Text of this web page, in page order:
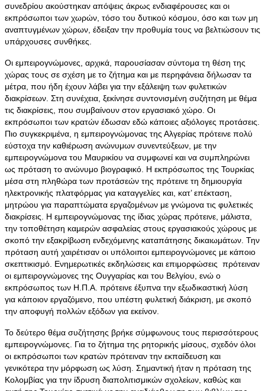
συνεδρίου ακούστηκαν απόψεις άκρως ενδιαφέρουσες και οι
εκπρόσωποι των χωρών, τόσο του δυτικού κόσμου, όσο και των μη
αναπτυγμένων χώρων, έδειξαν την προθυμία τους να βελτιώσουν τις
υπάρχουσες συνθήκες.
Οι εμπειρογνώμονες, αρχικά, παρουσίασαν σύντομα τη θέση της
χώρας τους σε σχέση με το ζήτημα και με περηφάνεια δήλωσαν τα
μέτρα, που ήδη έχουν λάβει για την εξάλειψη των φυλετικών
διακρίσεων. Στη συνέχεια, ξεκίνησε συντονισμένη συζήτηση με θέμα
τις διακρίσεις, που συμβαίνουν στον εργασιακό χώρο. Οι
εκπρόσωποι των κρατών έδωσαν εδώ κάποιες αξιόλογες προτάσεις.
Πιο συγκεκριμένα, η εμπειρογνώμονας της Αλγερίας πρότεινε πολύ
εύστοχα την καθιέρωση ανώνυμων συνεντεύξεων, με την
εμπειρογνώμονα του Μαυρικίου να συμφωνεί και να συμπληρώνει
ως πρόταση το ανώνυμο βιογραφικό. Η εκπρόσωπος της Τουρκίας
μέσα στη πληθώρα των προτάσεών της πρότεινε τη δημιουργία
ηλεκτρονικής πλατφόρμας για καταγγελίες και, κατ’ επέκταση,
μητρώου για παραπτώματα εργαζομένων με γνώμονα τις φυλετικές
διακρίσεις. Η εμπειρογνώμονας της ίδιας χώρας πρότεινε, μάλιστα,
την τοποθέτηση καμερών ασφαλείας στους εργασιακούς χώρους με
σκοπό την εξακρίβωση ενδεχόμενης καταπάτησης δικαιωμάτων. Την
πρόταση αυτή χαιρέτισαν οι υπόλοιποι εμπειρογνώμονες με κάποιο
σκεπτικισμό. Ενημερωτικές εκδηλώσεις και επιμορφώσεις πρότειναν
οι εμπειρογνώμονες της Ουγγαρίας και του Βελγίου, ενώ ο
εκπρόσωπος των Η.Π.Α. πρότεινε έξυπνα την εξωδικαστική λύση
για κάποιον εργαζόμενο, που υπέστη φυλετική διάκριση, με σκοπό
την αποφυγή πολλών εξόδων για εκείνον.
Το δεύτερο θέμα συζήτησης βρήκε σύμφωνους τους περισσότερους
εμπειρογνώμονες. Για το ζήτημα της ρητορικής μίσους, σχεδόν όλοι
οι εκπρόσωποι των κρατών πρότειναν την εκπαίδευση και
γενικότερα την μόρφωση ως λύση. Σημαντική ήταν η πρόταση της
Κολομβίας για την ίδρυση διαπολιτισμικών σχολείων, καθώς και